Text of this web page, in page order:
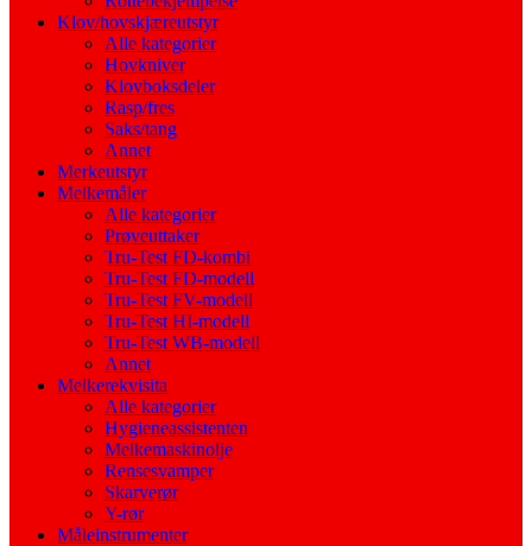
Klov/hovskjæreutstyr
Alle kategorier
Hovkniver
Klovboksdeler
Rasp/fres
Saks/tang
Annet
Merkeutstyr
Melkemåler
Alle kategorier
Prøveuttaker
Tru-Test FD-kombi
Tru-Test FD-modell
Tru-Test FV-modell
Tru-Test HI-modell
Tru-Test WB-modell
Annet
Melkerekvisita
Alle kategorier
Hygieneassistenten
Melkemaskinolje
Rensesvamper
Skarverør
Y-rør
Måleinstrumenter